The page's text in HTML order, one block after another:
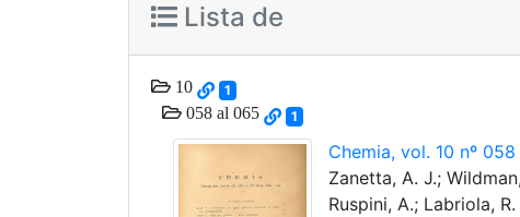
Lista de
10 1
058 al 065 1
Chemia, vol. 10 nº
Zanetta, A. J.;
Ruspini, A.; Labriola,